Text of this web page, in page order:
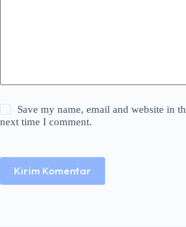
Save my name, email and website in
next time I comment.
Kirim Komentar